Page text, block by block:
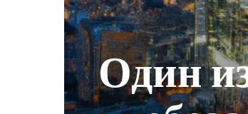
Один